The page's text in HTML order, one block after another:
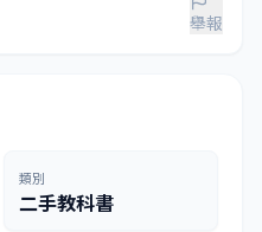
舉報
類別
二手教科書